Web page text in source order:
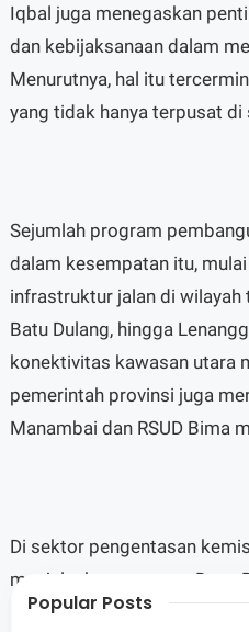
Iqbal juga menegaskan
dan kebijaksanaan dalam
Menurutnya, hal itu
yang tidak hanya terpusat di
Sejumlah program
dalam kesempatan itu,
infrastruktur jalan di
Batu Dulang, hingga
konektivitas kawasan utara
pemerintah provinsi juga
Manambai dan RSUD Bima
Di sektor pengentasan
menjalankan program Desa
106 desa dengan skema
Popular Posts